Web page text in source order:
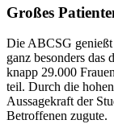
Großes
Die ABCSG genießt
ganz besonders das
knapp 29.000
teil. Durch die
Aussagekraft der
Betroffenen zugute.